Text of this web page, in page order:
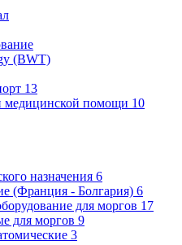
(BWT)
13
медицинской помощи 10
назначения 6
(Франция - Болгария) 6
для моргов 17
для моргов 9
3